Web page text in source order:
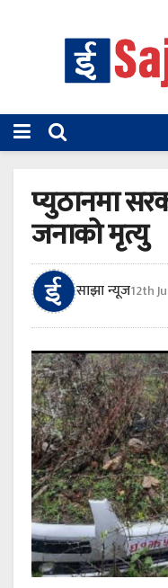
प्युठानमा
जनाको मृत्यु
साझा न्यूज12th